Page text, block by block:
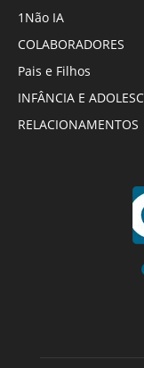
1Não IA
COLABORADORES
Pais e Filhos
INFÂNCIA E
RELACIONAMENTOS